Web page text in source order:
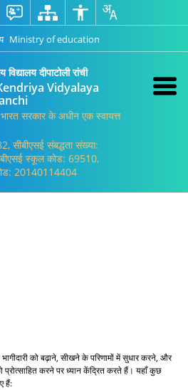
Ministry of education
दीपाटोली रांची
Vidyalaya
भारत सरकार के अधीन एक स्वायत्त
सीबीएसई संबद्धता संख्या:
स्कूल कोड: 69510,
20140114404
को बढ़ाने, सीखने के परिणामों में सुधार करने, और
करने पर ध्यान केंद्रित करते हैं। यहाँ कुछ
हैं: